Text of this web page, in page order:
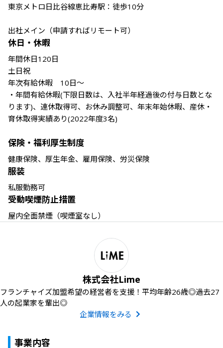
東京メトロ日比谷線恵比寿駅：徒歩10分
出社メイン（申請すればリモート可）
休日・休暇
年間休日120日
土日祝
年次有給休暇　10日〜
・年間有給休暇(下限日数は、入社半年経過後の付与日数とな
ります)、連休取得可、お休み調整可、年末年始休暇、産休・
育休取得実績あり(2022年度3名)
保険・福利厚生制度
服装
私服勤務可
受動喫煙防止措置
屋内全面禁煙（喫煙室なし）
株式会社Lime
フランチャイズ加盟希望の経営者を支援！平均年齢26歳◎過去27
人の起業家を輩出◎
企業情報をみる
事業内容